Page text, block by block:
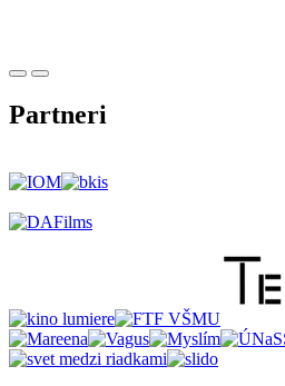
Partneri